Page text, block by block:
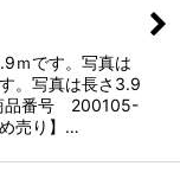
ｍです。写真は
。写真は長さ3.9
品番号 200105-
売り】…